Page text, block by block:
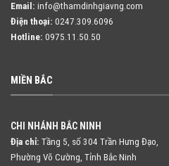
Email: info@thamdinhgiavng.com
Điện thoại: 0247.309.6096
Hotline: 0975.11.50.50
MIỀN BẮC
CHI NHÁNH BẮC NINH
Địa chỉ: Tầng 5, số 304 Trần Hưng Đạo,
Phường Võ Cường, Tỉnh Bắc Ninh